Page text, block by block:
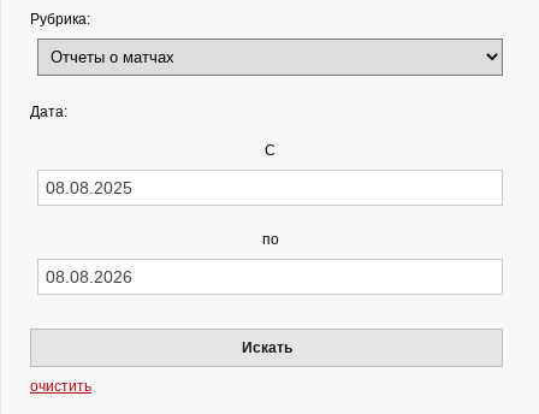
Рубрика:
Дата:
С
по
Искать
очистить